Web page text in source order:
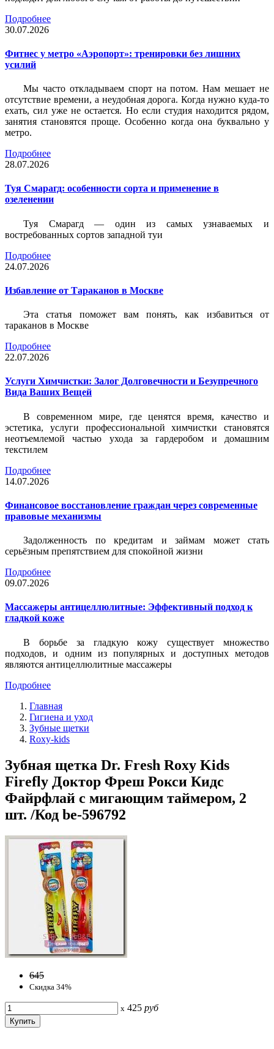
Подробнее
30.07.2026
Фитнес у метро «Аэропорт»: тренировки без лишних
усилий
Мы часто откладываем спорт на потом. Нам мешает не
отсутствие времени, а неудобная дорога. Когда нужно куда-то
ехать, сил уже не остается. Но если студия находится рядом,
занятия становятся проще. Особенно когда она буквально у
метро.
Подробнее
28.07.2026
Туя Смарагд: особенности сорта и применение в
озеленении
Туя Смарагд — один из самых узнаваемых и
востребованных сортов западной туи
Подробнее
24.07.2026
Избавление от Тараканов в Москве
Эта статья поможет вам понять, как избавиться от
тараканов в Москве
Подробнее
22.07.2026
Услуги Химчистки: Залог Долговечности и Безупречного
Вида Ваших Вещей
В современном мире, где ценятся время, качество и
эстетика, услуги профессиональной химчистки становятся
неотъемлемой частью ухода за гардеробом и домашним
текстилем
Подробнее
14.07.2026
Финансовое восстановление граждан через современные
правовые механизмы
Задолженность по кредитам и займам может стать
серьёзным препятствием для спокойной жизни
Подробнее
09.07.2026
Массажеры антицеллюлитные: Эффективный подход к
гладкой коже
В борьбе за гладкую кожу существует множество
подходов, и одним из популярных и доступных методов
являются антицеллюлитные массажеры
Подробнее
Главная
Гигиена и уход
Зубные щетки
Roxy-kids
Зубная щетка Dr. Fresh Roxy Kids
Firefly Доктор Фреш Рокси Кидс
Файрфлай с мигающим таймером, 2
шт. /Код be-596792
645
Скидка 34%
x 425 руб